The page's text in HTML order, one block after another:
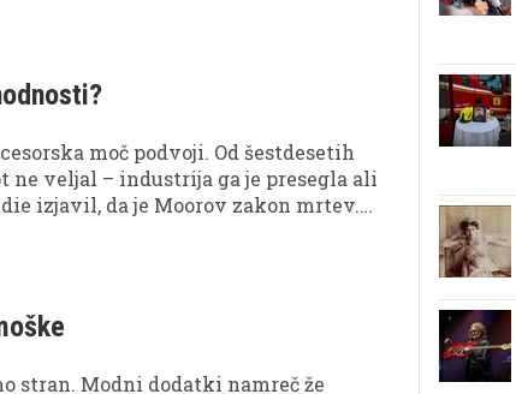
moč podvoji. Od šestdesetih
ne veljal – industrija ga je presegla ali
izjavil, da je Moorov zakon mrtev.
stran. Modni dodatki namreč že